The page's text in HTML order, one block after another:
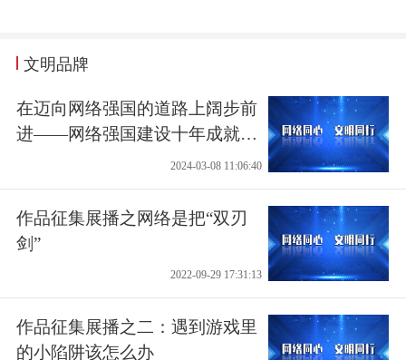
文明品牌
在迈向网络强国的道路上阔步前
进——网络强国建设十年成就综
2024-03-08 11:06:40
作品征集展播之网络是把“双刃
剑”
2022-09-29 17:31:13
作品征集展播之二：遇到游戏里
的小陷阱该怎么办